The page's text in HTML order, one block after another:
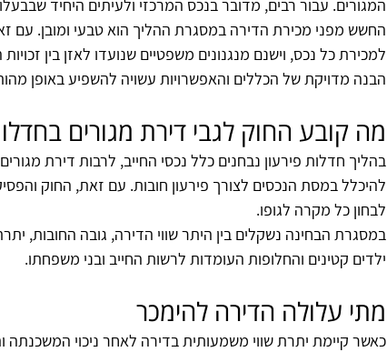
המגורים. עבור רבים, מדובר בנכס המרכזי ולעיתים היחיד
החשש מפני מכירת הדירה במסגרת ההליך הוא טבעי ומובן. עם
למכירת כל נכס, וישנם מנגנונים משפטיים שנועדו לאזן בין
הבנה מדויקת של הכללים והאפשרויות עשויה להשפיע באופן
מה קובע החוק לגבי דירת מגורים
בהליך חדלות פירעון נבחנים כלל נכסי החייב, לרבות דירת
להיכלל במסת הנכסים לצורך פירעון חובות. עם זאת, החוק
לבחון כל מקרה לגופו.
במסגרת הבחינה נשקלים בין היתר שווי הדירה, גובה החובות,
ילדים קטינים והחלופות העומדות לרשות החייב ובני משפחתו.
מתי עלולה הדירה להימכר
כאשר קיימת יתרת שווי משמעותית בדירה לאחר ניכוי המשכנתה